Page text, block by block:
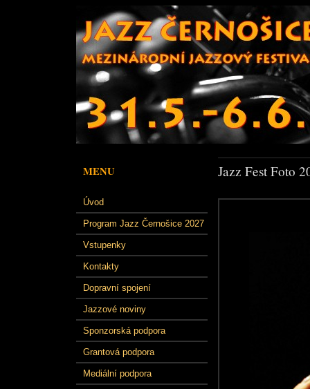
MENU
Úvod
Program Jazz Černošice 2027
Vstupenky
Kontakty
Dopravní spojení
Jazzové noviny
Sponzorská podpora
Grantová podpora
Mediální podpora
Jazz Fest Foto